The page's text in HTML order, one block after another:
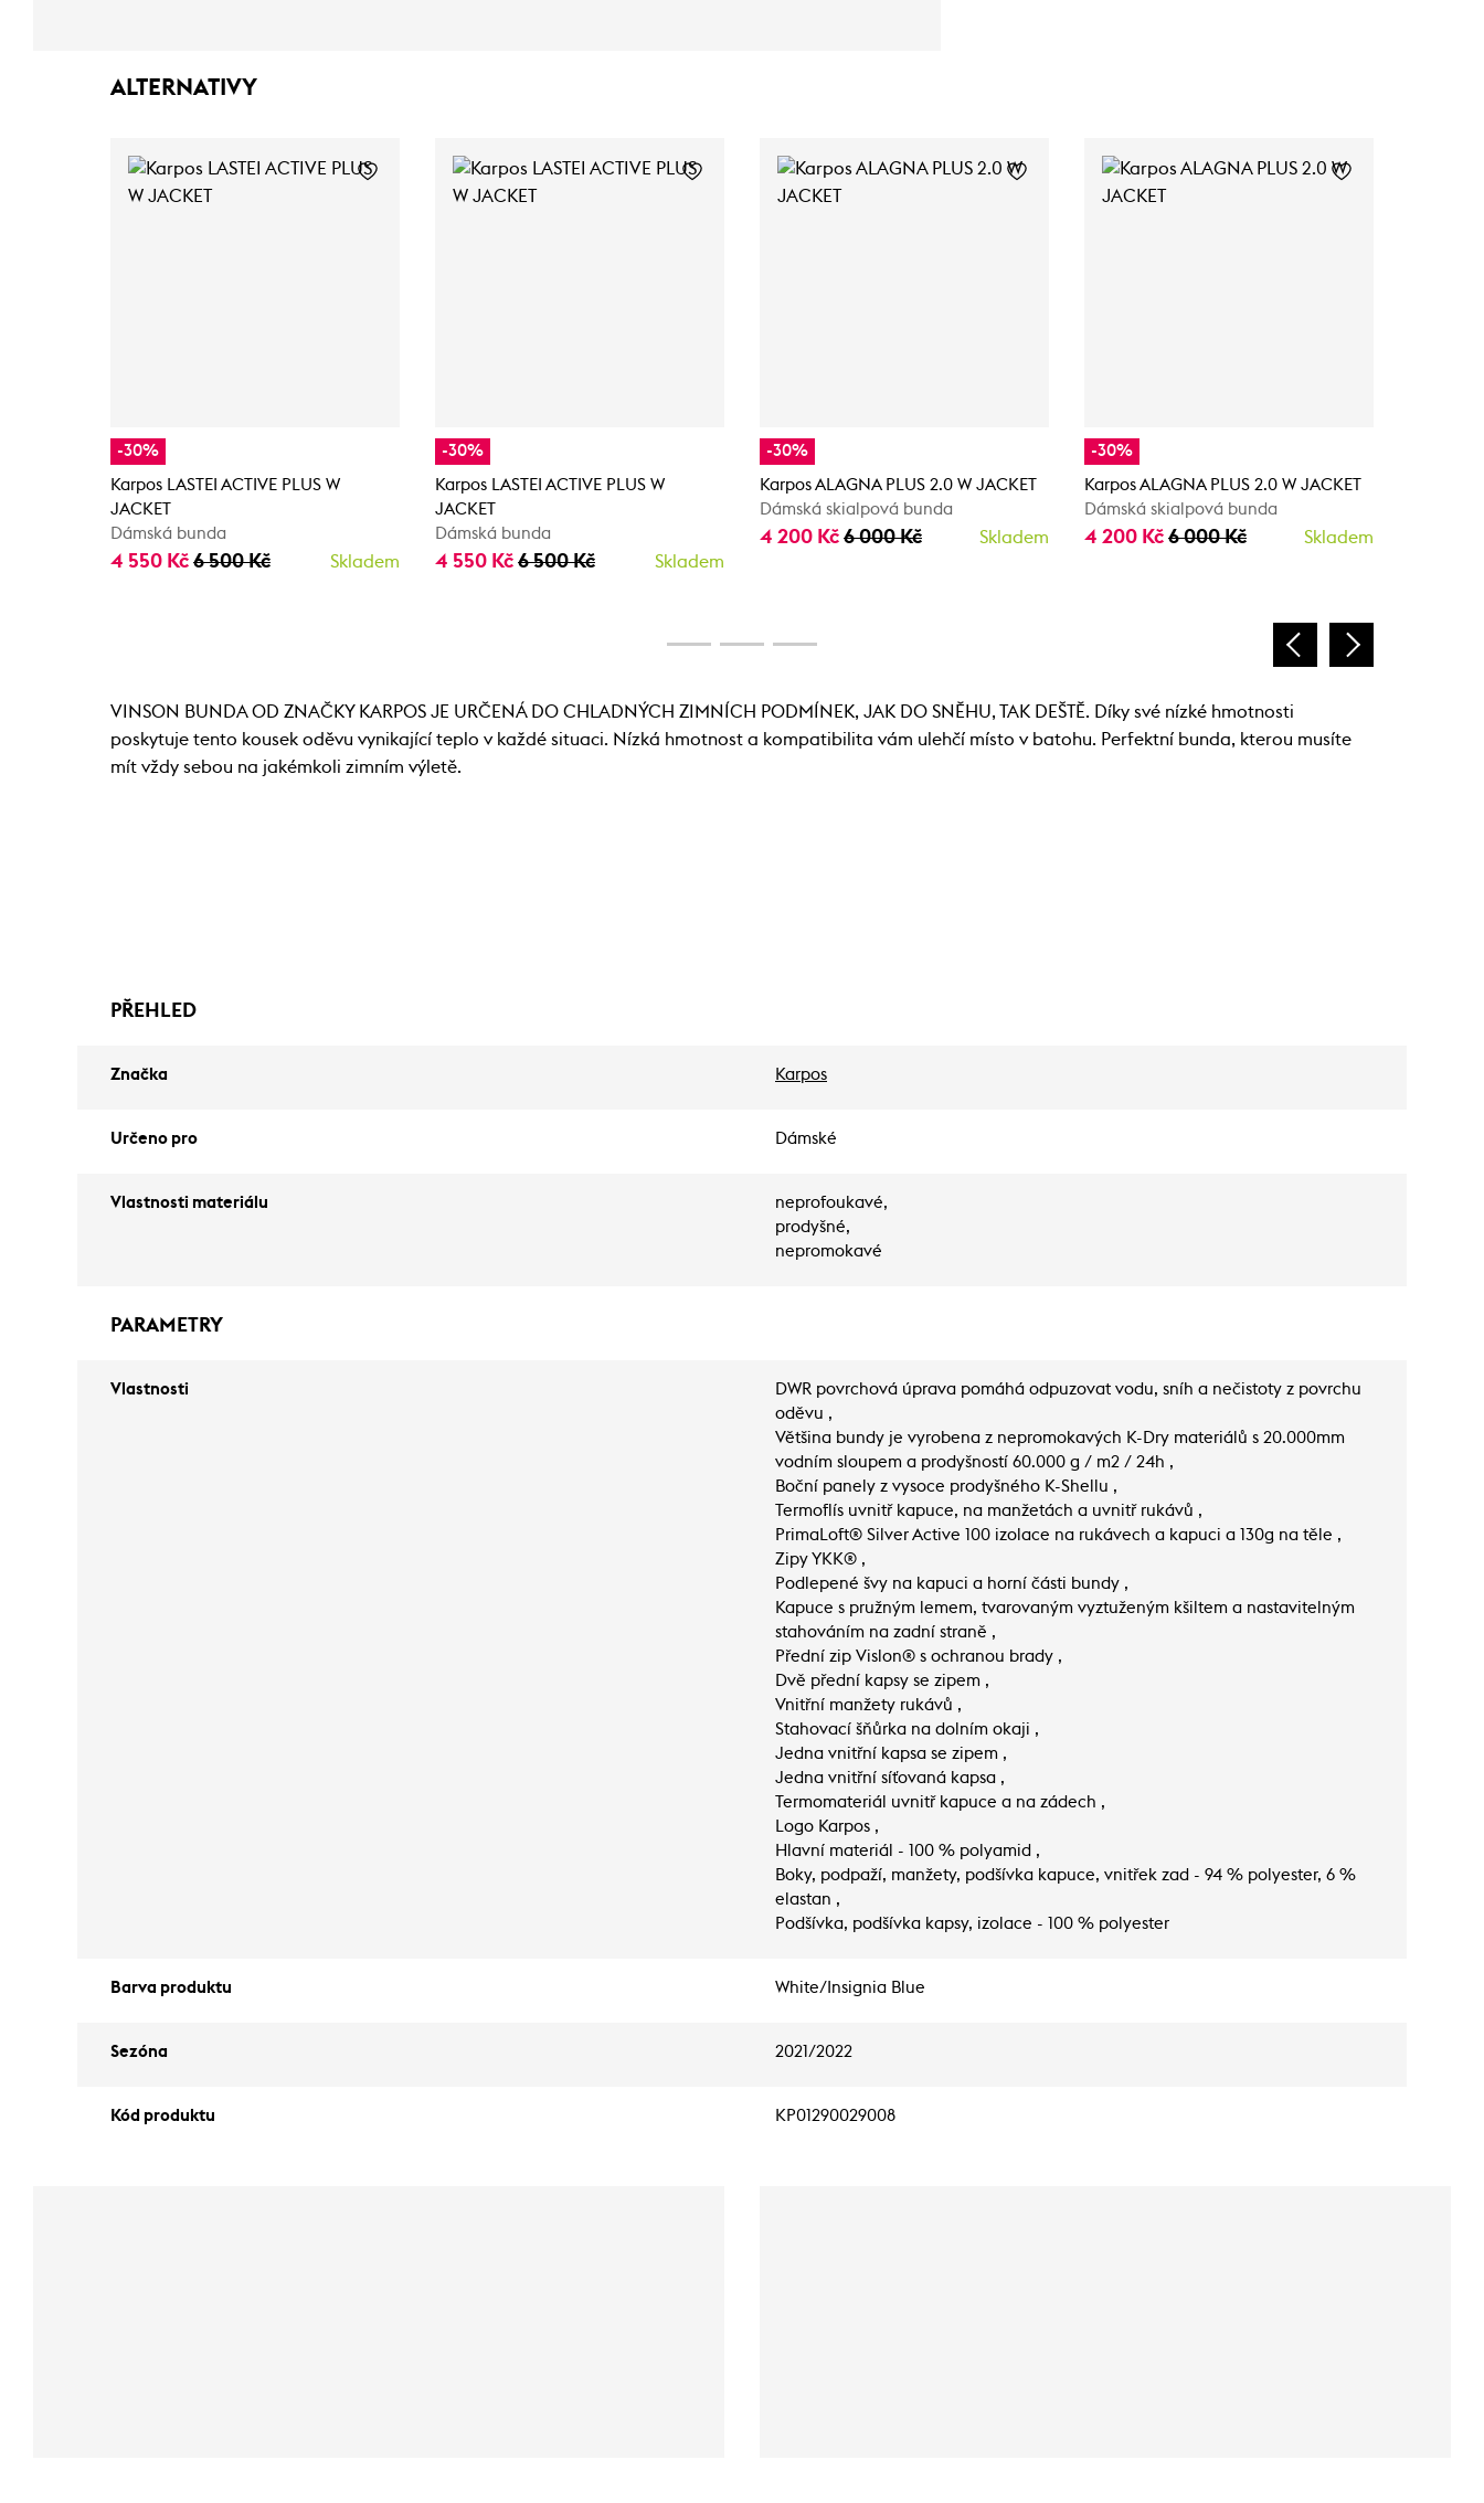
ALTERNATIVY
-30%
Karpos LASTEI ACTIVE PLUS W
JACKET
Dámská bunda
4 550 Kč 6 500 Kč Skladem
-30%
Karpos LASTEI ACTIVE PLUS W
JACKET
Dámská bunda
4 550 Kč 6 500 Kč Skladem
-30%
Karpos ALAGNA PLUS 2.0 W JACKET
Dámská skialpová bunda
4 200 Kč 6 000 Kč Skladem
-30%
Karpos ALAGNA PLUS 2.0 W JACKET
Dámská skialpová bunda
4 200 Kč 6 000 Kč Skladem
VINSON BUNDA OD ZNAČKY KARPOS JE URČENÁ DO CHLADNÝCH ZIMNÍCH PODMÍNEK, JAK DO SNĚHU, TAK DEŠTĚ. Díky své nízké hmotnosti
poskytuje tento kousek oděvu vynikající teplo v každé situaci. Nízká hmotnost a kompatibilita vám ulehčí místo v batohu. Perfektní bunda, kterou musíte
mít vždy sebou na jakémkoli zimním výletě.
PŘEHLED
Značka Karpos
Určeno pro Dámské
Vlastnosti materiálu
neprofoukavé,
prodyšné,
nepromokavé
PARAMETRY
Vlastnosti
DWR povrchová úprava pomáhá odpuzovat vodu, sníh a nečistoty z povrchu
oděvu ,
Většina bundy je vyrobena z nepromokavých K-Dry materiálů s 20.000mm
vodním sloupem a prodyšností 60.000 g / m2 / 24h ,
Boční panely z vysoce prodyšného K-Shellu ,
Termoflís uvnitř kapuce, na manžetách a uvnitř rukávů ,
PrimaLoft® Silver Active 100 izolace na rukávech a kapuci a 130g na těle ,
Zipy YKK® ,
Podlepené švy na kapuci a horní části bundy ,
Kapuce s pružným lemem, tvarovaným vyztuženým kšiltem a nastavitelným
stahováním na zadní straně ,
Přední zip Vislon® s ochranou brady ,
Dvě přední kapsy se zipem ,
Vnitřní manžety rukávů ,
Stahovací šňůrka na dolním okaji ,
Jedna vnitřní kapsa se zipem ,
Jedna vnitřní síťovaná kapsa ,
Termomateriál uvnitř kapuce a na zádech ,
Logo Karpos ,
Hlavní materiál - 100 % polyamid ,
Boky, podpaží, manžety, podšívka kapuce, vnitřek zad - 94 % polyester, 6 %
elastan ,
Podšívka, podšívka kapsy, izolace - 100 % polyester
Barva produktu White/Insignia Blue
Sezóna 2021/2022
Kód produktu KP01290029008